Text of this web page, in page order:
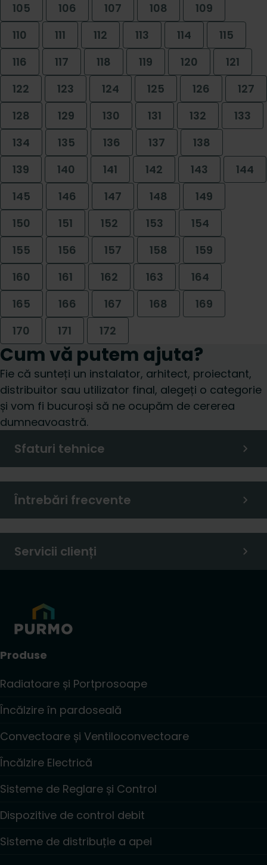
105
106 107 108
109
110
111 112 113 114
115
116
117 118 119 120
121
122
123 124 125 126
127
128
129 130 131 132
133
134
135 136 137
138
139
140 141 142 143
144
145
146 147 148
149
150
151 152 153
154
155
156 157 158
159
160
161 162 163
164
165
166 167 168
169
170
171 172
Cum vă putem ajuta?
Fie că sunteți un instalator, arhitect, proiectant,
distribuitor sau utilizator final, alegeți o categorie
și vom fi bucuroși să ne ocupăm de cererea
dumneavoastră.
Sfaturi tehnice
Întrebări frecvente
Servicii clienți
Produse
Radiatoare și Portprosoape
Încălzire în pardoseală
Convectoare și Ventiloconvectoare
Încălzire Electrică
Sisteme de Reglare și Control
Dispozitive de control debit
Sisteme de distribuție a apei